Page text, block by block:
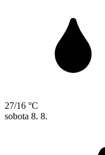
27/16 °C
sobota 8. 8.